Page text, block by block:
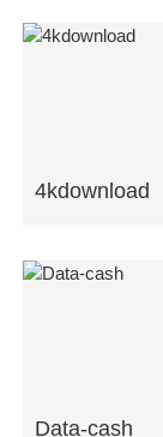
4kdownload
Data-cash